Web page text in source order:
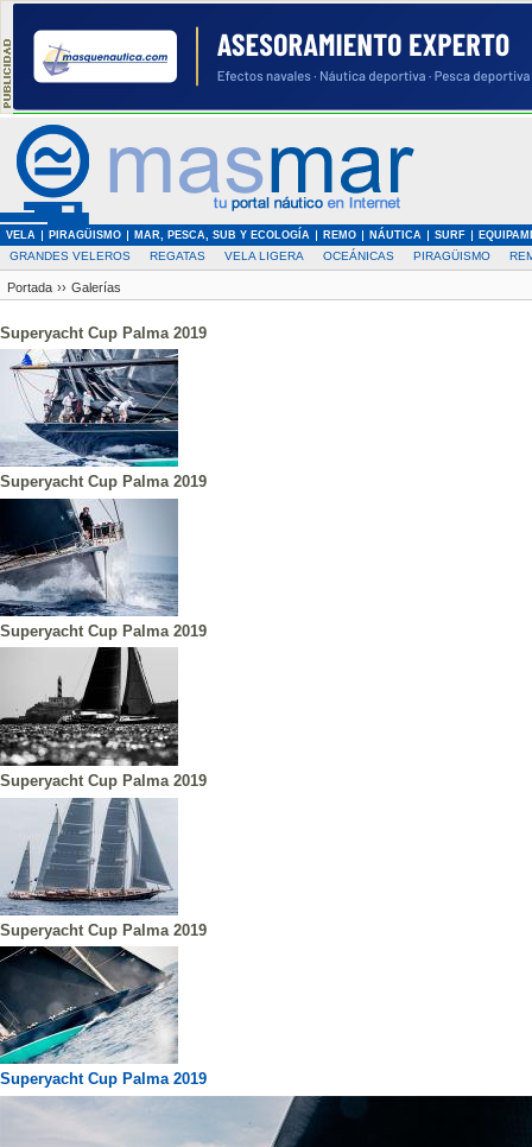
VELA PIRAGÜISMO MAR, PESCA, SUB Y ECOLOGÍA REMO NÁUTICA SURF
GRANDES VELEROS REGATAS VELA LIGERA OCEÁNICAS PIRAGÜISMO
Portada ›› Galerías
Superyacht Cup Palma 2019
Superyacht Cup Palma 2019
Superyacht Cup Palma 2019
Superyacht Cup Palma 2019
Superyacht Cup Palma 2019
Superyacht Cup Palma 2019